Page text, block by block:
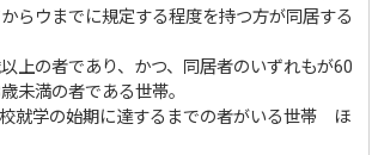
らウまでに規定する程度を持つ方が同居する
上の者であり、かつ、同居者のいずれもが60
未満の者である世帯。
就学の始期に達するまでの者がいる世帯 ほ